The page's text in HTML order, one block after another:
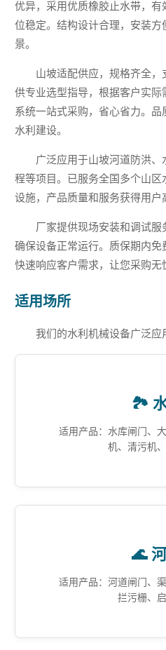
优异，采用优质橡胶止水带，
位稳定。结构设计合理，安装
景。
山坡适配供应，规格齐全
供专业选型指导，根据客户实
系统一站式采购，省心省力。
水利建设。
广泛应用于山坡河道防洪
程等项目。已服务全国多个山区
设施，产品质量和服务获得用户
厂家提供现场安装和调试服
确保设备正常运行。质保期内免
快速响应客户需求，让您采购无
适用场所
我们的水利机械设备广泛应
🏞️
适用产品：水库闸门、
机、清污机
🌊
适用产品：河道闸门、
拦污栅、